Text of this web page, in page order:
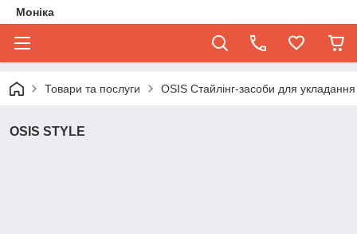
Моніка
Товари та послуги OSIS Стайлінг-засоби для
OSIS STYLE